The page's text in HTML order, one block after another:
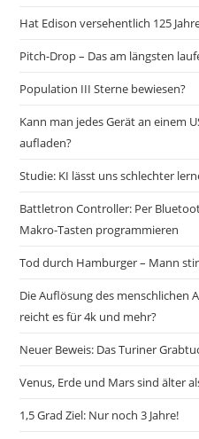
Hat Edison versehentlich 125
Pitch-Drop – Das am längsten
Population III Sterne bewiesen?
Kann man jedes Gerät an einem
aufladen?
Studie: KI lässt uns schlechter
Battletron Controller: Per
Makro-Tasten programmieren
Tod durch Hamburger – Mann
Die Auflösung des menschlichen
reicht es für 4k und mehr?
Neuer Beweis: Das Turiner
Venus, Erde und Mars sind älter
1,5 Grad Ziel: Nur noch 3 Jahre!